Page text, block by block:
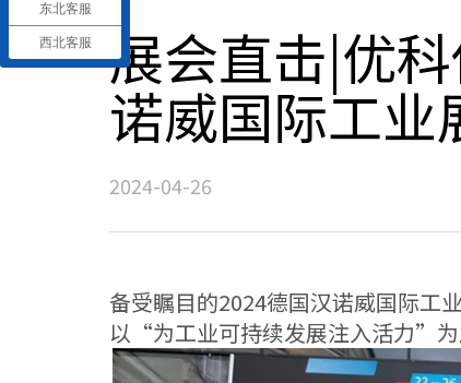
展会直击|优
诺威国际工业
2024-04-26
备受瞩目的2024德国汉诺威国际工
以“为工业可持续发展注入活力”
东北客服
西北客服